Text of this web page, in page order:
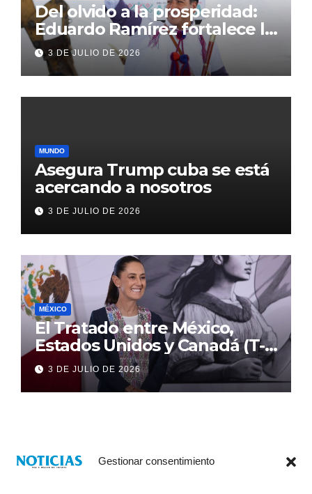
Gestionar consentimiento
Del olvido a la prosperidad:
Eduardo Ramírez fortalece la
transformación de Aldama
con inversión histórica
3 DE JULIO DE 2026
MUNDO
Asegura Trump cuba se está
acercando a nosotros
3 DE JULIO DE 2026
MÉXICO
El Tratado entre México,
Estados Unidos y Canadá (T-
MEC) se mantiene hasta el
2036: Presidenta Claudia
Sheinbaum
3 DE JULIO DE 2026